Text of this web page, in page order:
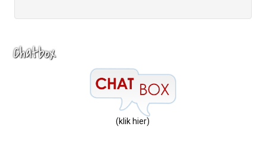
Chatbox
(klik hier)